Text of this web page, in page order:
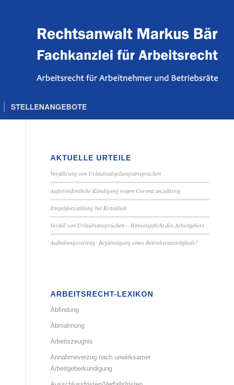
STELLENANGEBOTE
AKTUELLE URTEILE
Verjährung von Urlaubsabgeltungsansprüchen
Außerordentliche Kündigung wegen Corona unzulässig
Entgeltfortzahlung bei Krankheit
Verfall von Urlaubsansprüchen – Hinweispflicht des Arbeitgebers
Aufhebungsvertrag: Begünstigung eines Betriebsratsmitglieds?
ARBEITSRECHT-LEXIKON
Abfindung
Abmahnung
Arbeitszeugnis
Annahmeverzug nach unwirksamer
Arbeitgeberkündigung